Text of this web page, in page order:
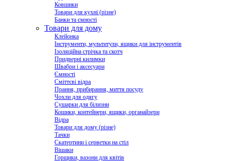
Ковшики
Товари для кухні (різне)
Банки та ємності
Товари для дому
Клейонка
Інструменти, мультитули, ящики для інструментів
Ізоляційна стрічка та скотч
Придверні килимки
Швабри і аксесуари
Ємності
Сміттєві відра
Прання, прибирання, миття посуду
Чохли для одягу
Сушарки для білизни
Кошики, контейнери, ящики, органайзери
Відра
Товари для дому (різне)
Тачки
Скатертини і серветки на стіл
Вішаки
Горщики, вазони для квітів